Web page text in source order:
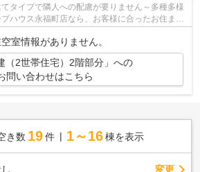
タイプで隣人への配慮が要りません～多種多様
ハウス永福町店なら、お客様に合ったお住まい
室情報がありません。
（2世帯住宅）2階部分」への
問い合わせはこちら
き数 19 件 1～16 棟を表示
変更